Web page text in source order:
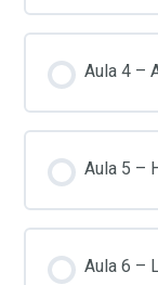
Aula 4 –
Aula 5 –
Aula 6 –